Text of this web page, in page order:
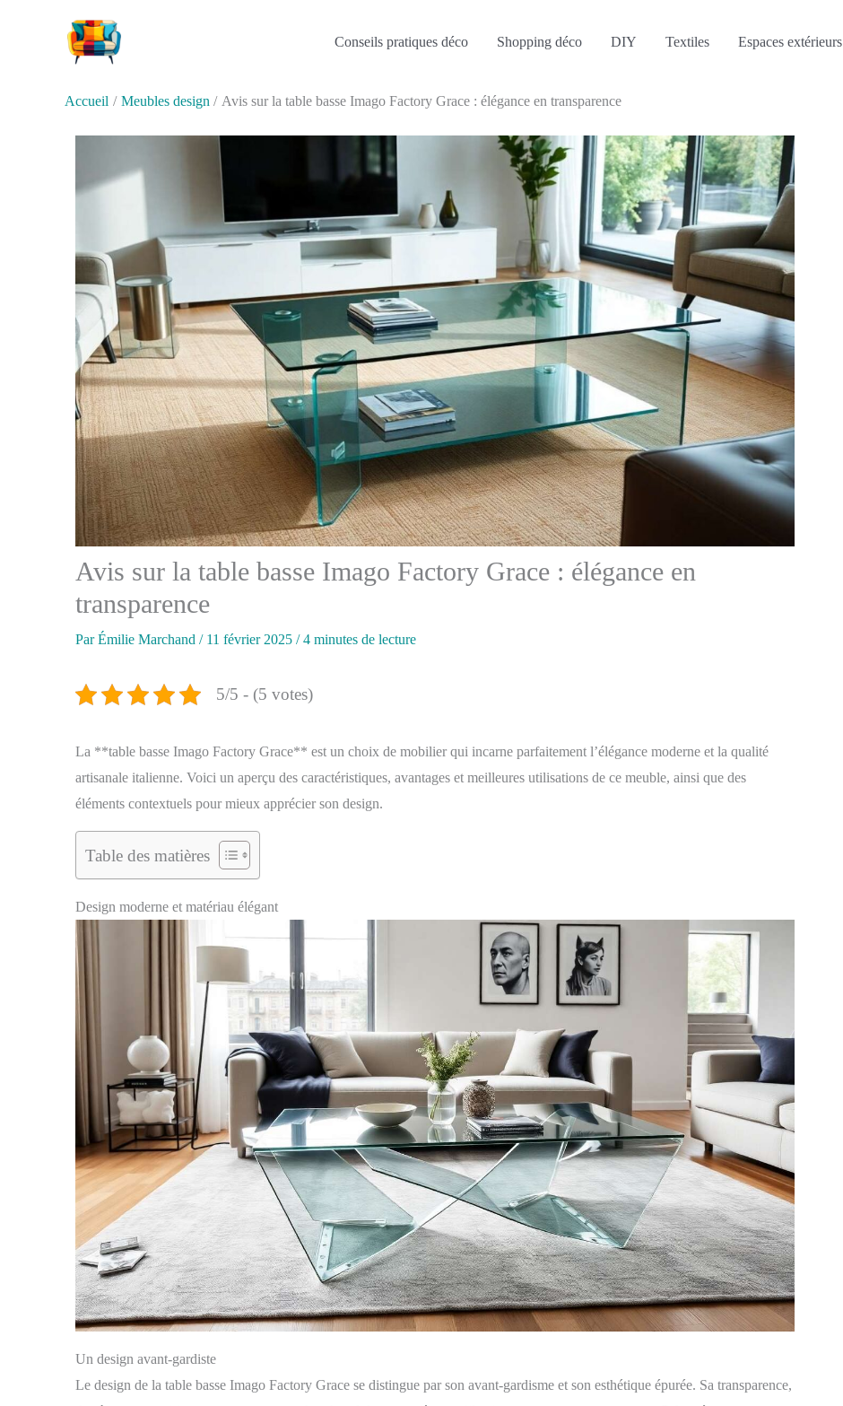
Conseils pratiques déco Shopping déco DIY Textiles Espaces extérieurs
Accueil Meubles design Avis sur la table basse Imago Factory Grace : élégance en transparence
Avis sur la table basse Imago Factory Grace : élégance en
transparence
ParÉmilie Marchand / 11 février 2025 /4 minutes de lecture
5/5 - (5 votes)
La **table basse Imago Factory Grace** est un choix de mobilier qui incarne parfaitement l’élégance moderne et la qualité
artisanale italienne. Voici un aperçu des caractéristiques, avantages et meilleures utilisations de ce meuble, ainsi que des
éléments contextuels pour mieux apprécier son design.
Table des matières
Design moderne et matériau élégant
Un design avant-gardiste
Le design de la table basse Imago Factory Grace se distingue par son avant-gardisme et son esthétique épurée. Sa transparence,